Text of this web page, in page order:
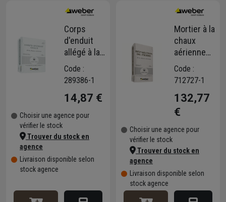
Corps
d'enduit
allégé à la
chaux
aérienne -
des
anciennes
- blanc -
KG
Code :
289386-1
14,87 €
Choisir une agence pour
vérifier le stock
Trouver du stock en
agence
Livraison disponible selon
stock agence
Mortier à la
chaux
aérienne
Weber
pour
de pierre
Code :
712727-1
132,77
€
Choisir une agence pour
vérifier le stock
Trouver du stock en
agence
Livraison disponible selon
stock agence